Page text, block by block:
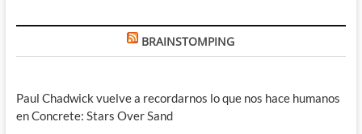
BRAINSTOMPING
Paul Chadwick vuelve a recordarnos lo que nos hace humanos
en Concrete: Stars Over Sand